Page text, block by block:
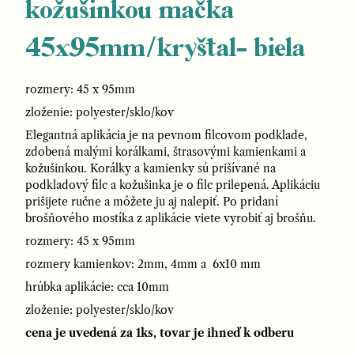
kožušinkou mačka
45x95mm/kryštal- biela
rozmery: 45 x 95mm
zloženie: polyester/sklo/kov
Elegantná aplikácia je na pevnom filcovom podklade,
zdobená malými korálkami, štrasovými kamienkami a
kožušinkou. Korálky a kamienky sú prišívané na
podkladový filc a kožušinka je o filc prilepená. Aplikáciu
prišijete ručne a môžete ju aj nalepiť. Po pridaní
brošňového mostíka z aplikácie viete vyrobiť aj brošňu.
rozmery: 45 x 95mm
rozmery kamienkov: 2mm, 4mm a 6x10 mm
hrúbka aplikácie: cca 10mm
zloženie: polyester/sklo/kov
cena je uvedená za 1ks, tovar je ihneď k odberu